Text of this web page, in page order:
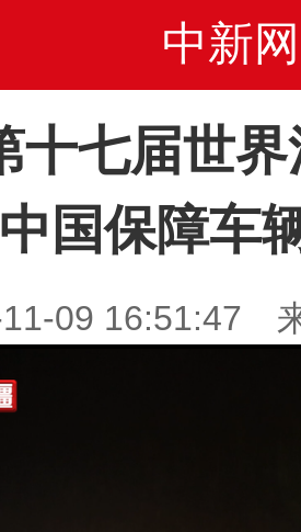
中新网
十七届世
国保障车
09 16:51:47